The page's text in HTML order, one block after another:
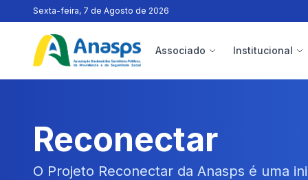
Sexta-feira, 7 de Agosto de 2026
Associado Institucional
Reconectar
O Projeto Reconectar da Anasps é uma